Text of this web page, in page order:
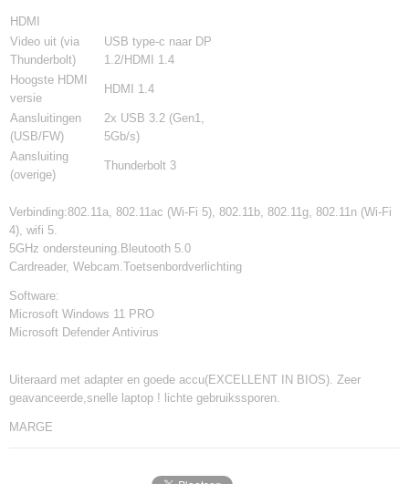
HDMI
Video uit (via
Thunderbolt)
USB type-c naar DP
1.2/HDMI 1.4
Hoogste HDMI
versie
HDMI 1.4
Aansluitingen
(USB/FW)
2x USB 3.2 (Gen1,
5Gb/s)
Aansluiting
(overige)
Thunderbolt 3
Verbinding:802.11a, 802.11ac (Wi-Fi 5), 802.11b, 802.11g, 802.11n (Wi-Fi
4), wifi 5.
5GHz ondersteuning.Bleutooth 5.0
Cardreader, Webcam.Toetsenbordverlichting
Software:
Microsoft Windows 11 PRO
Microsoft Defender Antivirus
Uiteraard met adapter en goede accu(EXCELLENT IN BIOS). Zeer
geavanceerde,snelle laptop ! lichte gebruikssporen.
MARGE